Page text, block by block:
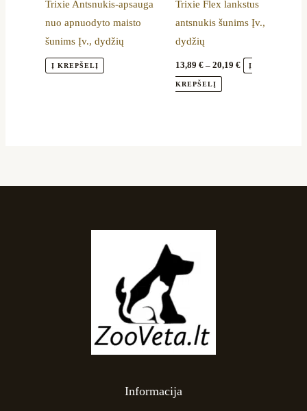
Trixie Antsnukis-apsauga
nuo apnuodyto maisto
šunims Įv., dydžių
Į KREPŠELĮ
Trixie Flex lankstus
antsnukis šunims Įv.,
dydžių
13,89 € – 20,19 € Į
KREPŠELĮ
may
be
on
Informacija